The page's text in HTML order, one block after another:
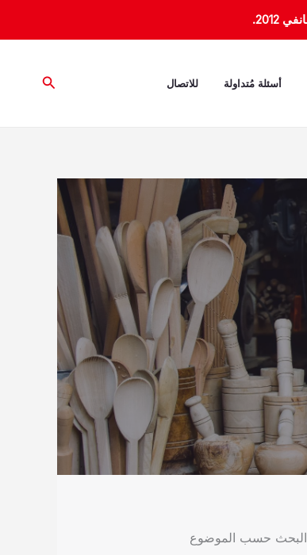
أسئلة مُتداولة للاتصال البحث
البحث حسب الموضوع